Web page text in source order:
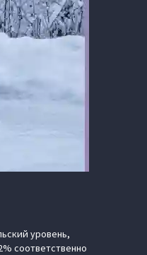
уровень,
соответственно